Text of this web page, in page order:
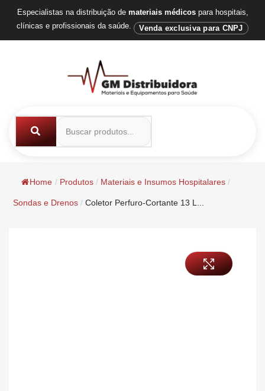
Especialistas na distribuição de materiais médicospara hospitais,
clínicas e profissionais da saúde.
Venda exclusiva para CNPJ
Home / Produtos / Materiais e Insumos Hospitalares /
Sondas e Drenos / Coletor Perfuro-Cortante 13 L...